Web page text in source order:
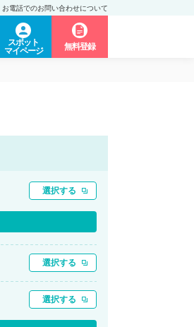
お電話でのお問い合わせについて
スポット
マイページ
無料登録
選択する
選択する
選択する